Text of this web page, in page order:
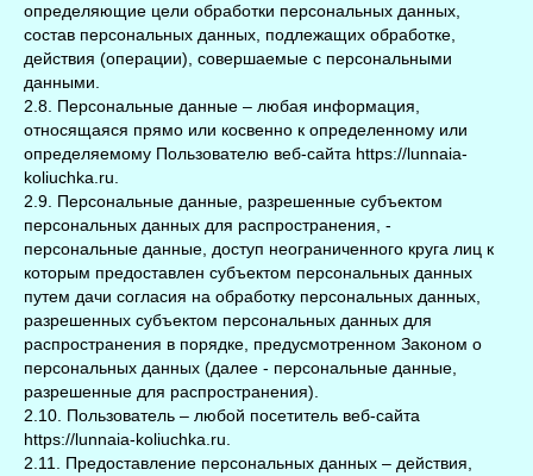
определяющие цели обработки персональных данных,
состав персональных данных, подлежащих обработке,
действия (операции), совершаемые с персональными
данными.
2.8. Персональные данные – любая информация,
относящаяся прямо или косвенно к определенному или
определяемому Пользователю веб-сайта https://lunnaia-
koliuchka.ru.
2.9. Персональные данные, разрешенные субъектом
персональных данных для распространения, -
персональные данные, доступ неограниченного круга лиц к
которым предоставлен субъектом персональных данных
путем дачи согласия на обработку персональных данных,
разрешенных субъектом персональных данных для
распространения в порядке, предусмотренном Законом о
персональных данных (далее - персональные данные,
разрешенные для распространения).
2.10. Пользователь – любой посетитель веб-сайта
https://lunnaia-koliuchka.ru.
2.11. Предоставление персональных данных – действия,